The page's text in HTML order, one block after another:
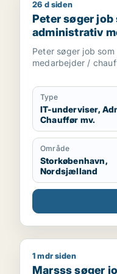
Peter søger job
26 d siden
Peter søger
administrativ
medarbejder
Peter søger job
medarbejder /
Type
IT-underviser,
Chauffør mv.
Område
Storkøbenhavn,
Nordsjælland
Marsss søger
1 mdr siden
Marsss søger